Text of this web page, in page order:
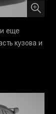
еще
кузова и